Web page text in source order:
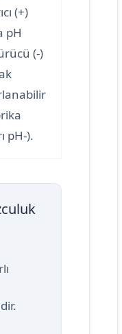
(+)
pH
(-)
pH-).